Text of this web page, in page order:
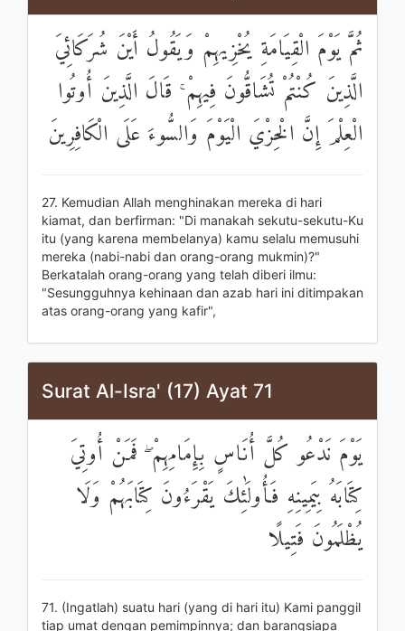
ثُمَّ يَوْمَ الْقِيَامَةِ يُخْزِيهِمْ وَيَقُولُ أَيْنَ شُرَكَائِيَ
الَّذِينَ كُنْتُمْ تُشَاقُّونَ فِيهِمْ ۚ قَالَ الَّذِينَ أُوتُوا
الْعِلْمَ إِنَّ الْخِزْيَ الْيَوْمَ وَالسُّوءَ عَلَى الْكَافِرِينَ
27. Kemudian Allah menghinakan mereka di hari
kiamat, dan berfirman: "Di manakah sekutu-sekutu-Ku
itu (yang karena membelanya) kamu selalu memusuhi
mereka (nabi-nabi dan orang-orang mukmin)?"
Berkatalah orang-orang yang telah diberi ilmu:
"Sesungguhnya kehinaan dan azab hari ini ditimpakan
atas orang-orang yang kafir",
Surat Al-Isra' (17) Ayat 71
يَوْمَ نَدْعُو كُلَّ أُنَاسٍ بِإِمَامِهِمْ ۖ فَمَنْ أُوتِيَ
كِتَابَهُ بِيَمِينِهِ فَأُولَٰئِكَ يَقْرَءُونَ كِتَابَهُمْ وَلَا
يُظْلَمُونَ فَتِيلًا
71. (Ingatlah) suatu hari (yang di hari itu) Kami panggil
tiap umat dengan pemimpinnya; dan barangsiapa